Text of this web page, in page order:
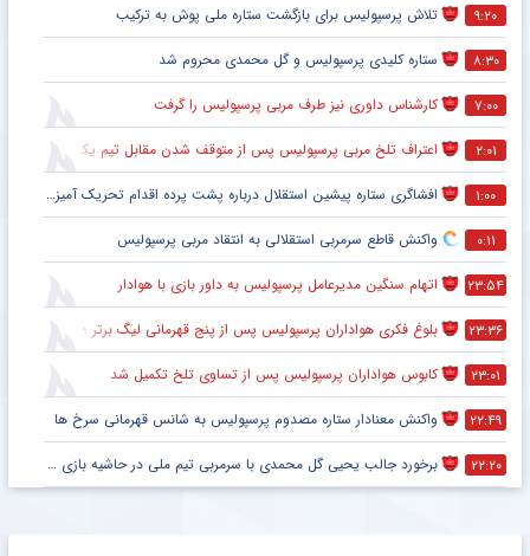
۹:۲۰ تلاش پرسپولیس برای بازگشت ستاره ملی پوش به ترکیب
۸:۳۰ ستاره کلیدی پرسپولیس و گل محمدی محروم شد
۷:۰۰ کارشناس داوری نیز طرف مربی پرسپولیس را گرفت
۲:۰۱ اعتراف تلخ مربی پرسپولیس پس از متوقف شدن مقابل تیم یک استقلالی
۱:۰۰ افشاگری ستاره پیشین استقلال درباره پشت پرده اقدام تحریک آمیز خود مقابل هواداران پرسپولیس
۰:۱۱ واکنش قاطع سرمربی استقلالی به انتقاد مربی پرسپولیس
۲۳:۵۴ اتهام سنگین مدیرعامل پرسپولیس به داور بازی با هوادار
۲۳:۳۶ بلوغ فکری هواداران پرسپولیس پس از پنج قهرمانی لیگ برتر ؛ اتفاقی تاریخی پس از پایان بازی با هوادار
۲۳:۰۱ کابوس هواداران پرسپولیس پس از تساوی تلخ تکمیل شد
۲۲:۴۹ واکنش معنادار ستاره مصدوم پرسپولیس به شانس قهرمانی سرخ ها
۲۲:۲۰ برخورد جالب یحیی گل محمدی با سرمربی تیم ملی در حاشیه بازی پرسپولیس